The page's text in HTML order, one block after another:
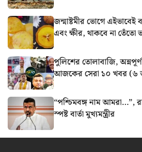
জন্মাষ্টমীর ভোগে এইভাবেই
এবং ক্ষীর, থাকবে না তেঁতো
পুলিশের তোলাবাজি,
আজকের সেরা ১০ খবর
“পশ্চিমবঙ্গ নাম আমরা…”,
স্পষ্ট বার্তা মুখ্যমন্ত্রীর